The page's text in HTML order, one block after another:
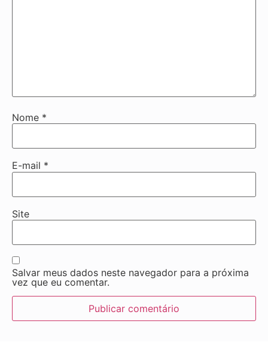
Nome *
E-mail *
Site
Salvar meus dados neste navegador para a próxima
vez que eu comentar.